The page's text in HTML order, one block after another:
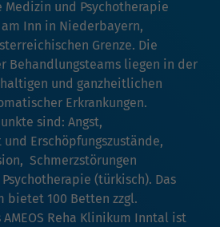
Medizin und Psychotherapie
Inn in Niederbayern,
Grenze. Die
Behandlungsteams liegen in der
und ganzheitlichen
Erkrankungen.
sind: Angst,
Erschöpfungszustände,
Schmerzstörungen
(türkisch). Das
bietet 100 Betten zzgl.
Reha Klinikum Inntal ist